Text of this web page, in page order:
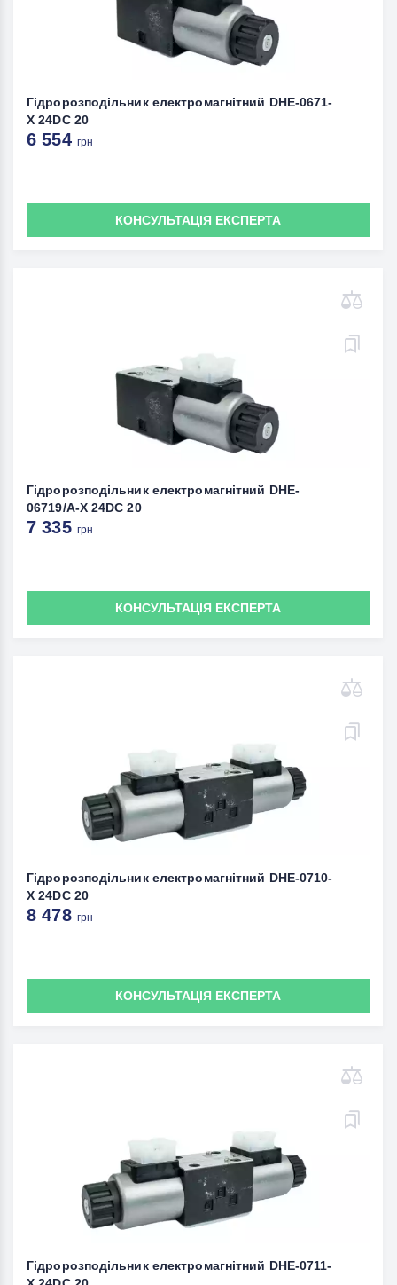
Гідророзподільник електромагнітний DHE-0671-
X 24DC 20
6 554 грн
КОНСУЛЬТАЦІЯ ЕКСПЕРТА
Гідророзподільник електромагнітний DHE-
06719/A-X 24DC 20
7 335 грн
КОНСУЛЬТАЦІЯ ЕКСПЕРТА
Гідророзподільник електромагнітний DHE-0710-
X 24DC 20
8 478 грн
КОНСУЛЬТАЦІЯ ЕКСПЕРТА
Гідророзподільник електромагнітний DHE-0711-